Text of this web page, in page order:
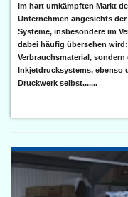
Im hart umkämpften Markt
Unternehmen angesichts
Systeme, insbesondere im
dabei häufig übersehen
Verbrauchsmaterial,
Inkjetdrucksystems, ebenso
Druckwerk selbst.......